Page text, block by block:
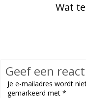
Wat
Geef een
Je e-mailadres wordt
gemarkeerd met*